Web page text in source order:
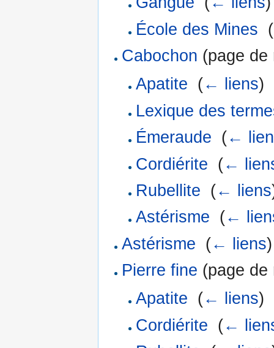
École des Mines (
Cabochon (page
Apatite (← liens)
Lexique des
Émeraude (←
Cordiérite (←
Rubellite (← liens
Astérisme (←
Astérisme (← liens)
Pierre fine (page
Apatite (← liens)
Cordiérite (←